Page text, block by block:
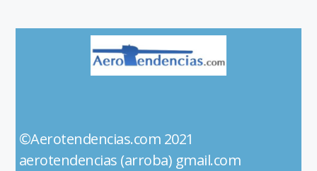
©Aerotendencias.com 2021
aerotendencias (arroba) gmail.com